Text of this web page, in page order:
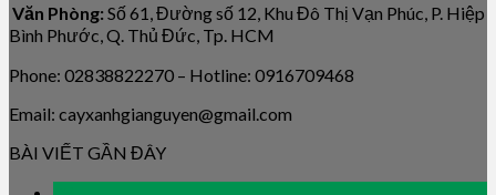
Văn Phòng: Số 61, Đường số 12, Khu Đô Thị Vạn Phúc, P. Hiệp
Bình Phước, Q. Thủ Đức, Tp. HCM
Phone: 02838822270 – Hotline: 0916709468
Email: cayxanhgianguyen@gmail.com
BÀI VIẾT GẦN ĐÂY